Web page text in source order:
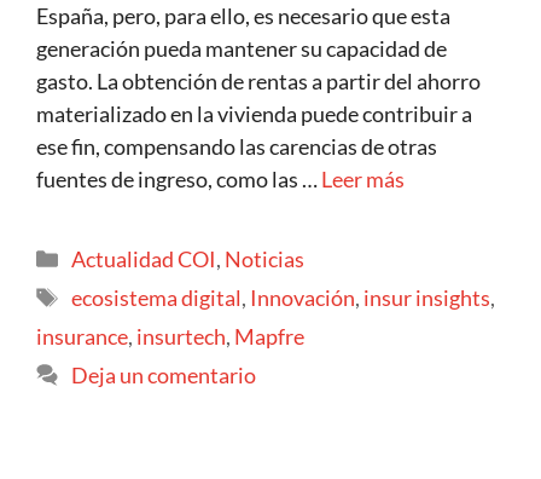
España, pero, para ello, es necesario que esta
generación pueda mantener su capacidad de
gasto. La obtención de rentas a partir del ahorro
materializado en la vivienda puede contribuir a
ese fin, compensando las carencias de otras
fuentes de ingreso, como las …Leer más
Actualidad COI, Noticias
ecosistema digital, Innovación, insur insights,
insurance, insurtech, Mapfre
Deja un comentario